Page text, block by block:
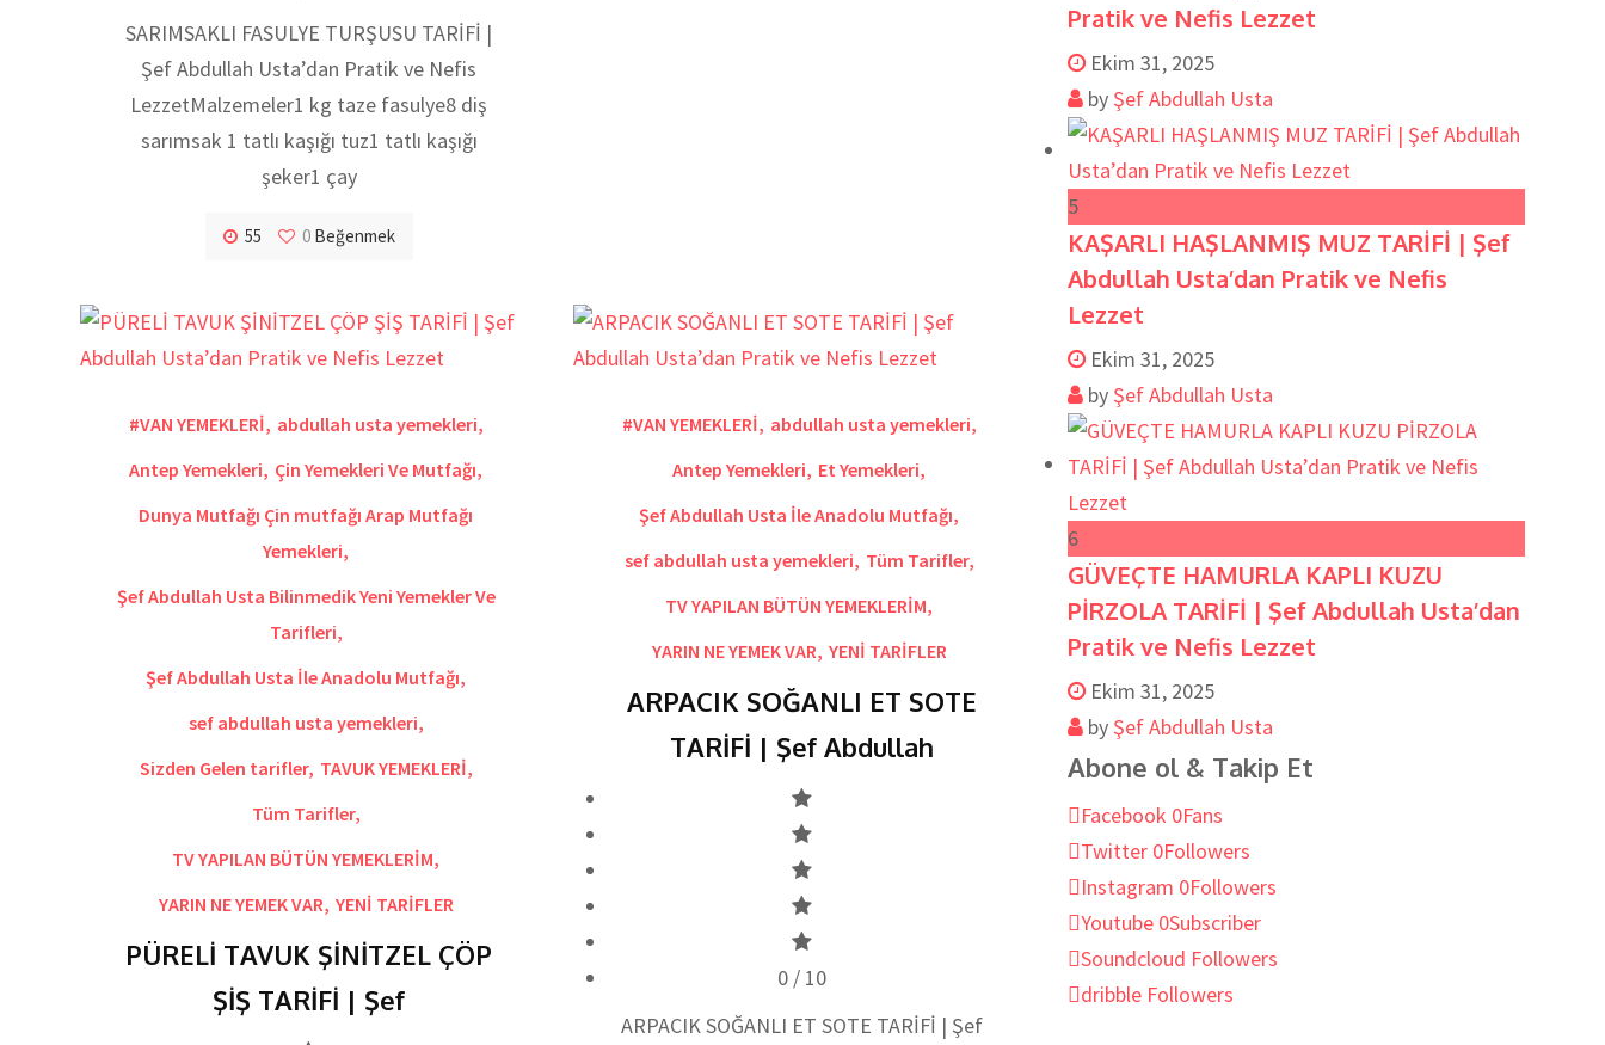
SARIMSAKLI FASULYE TURŞUSU TARİFİ |
Şef Abdullah Usta’dan Pratik ve Nefis
LezzetMalzemeler1 kg taze fasulye8 diş
sarımsak 1 tatlı kaşığı tuz1 tatlı kaşığı
şeker1 çay
55 0Beğenmek
#VAN YEMEKLERİ, abdullah usta yemekleri,
Antep Yemekleri, Çin Yemekleri Ve Mutfağı,
Dunya Mutfağı Çin mutfağı Arap Mutfağı
Yemekleri,
Şef Abdullah Usta Bilinmedik Yeni Yemekler Ve
Tarifleri,
Şef Abdullah Usta İle Anadolu Mutfağı,
sef abdullah usta yemekleri,
Sizden Gelen tarifler, TAVUK YEMEKLERİ,
Tüm Tarifler,
TV YAPILAN BÜTÜN YEMEKLERİM,
YARIN NE YEMEK VAR, YENİ TARİFLER
PÜRELİ TAVUK ŞİNİTZEL ÇÖP
ŞİŞ TARİFİ | Şef
#VAN YEMEKLERİ, abdullah usta yemekleri,
Antep Yemekleri, Et Yemekleri,
Şef Abdullah Usta İle Anadolu Mutfağı,
sef abdullah usta yemekleri, Tüm Tarifler,
TV YAPILAN BÜTÜN YEMEKLERİM,
YARIN NE YEMEK VAR, YENİ TARİFLER
ARPACIK SOĞANLI ET SOTE
TARİFİ | Şef Abdullah
0 / 10
ARPACIK SOĞANLI ET SOTE TARİFİ | Şef
Pratik ve Nefis Lezzet
Ekim 31, 2025
by Şef Abdullah Usta
5
KAŞARLI HAŞLANMIŞ MUZ TARİFİ | Şef
Abdullah Usta’dan Pratik ve Nefis
Lezzet
Ekim 31, 2025
by Şef Abdullah Usta
6
GÜVEÇTE HAMURLA KAPLI KUZU
PİRZOLA TARİFİ | Şef Abdullah Usta’dan
Pratik ve Nefis Lezzet
Ekim 31, 2025
by Şef Abdullah Usta
Abone ol & Takip Et
Facebook 0Fans
Twitter 0Followers
Instagram 0Followers
Youtube 0Subscriber
Soundcloud Followers
dribble Followers